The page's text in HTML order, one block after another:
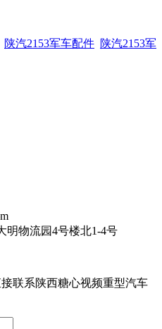
陕汽2153军车配件 陕汽2153军
明物流园4号楼北1-4号
联系陕西糖心视频重型汽车